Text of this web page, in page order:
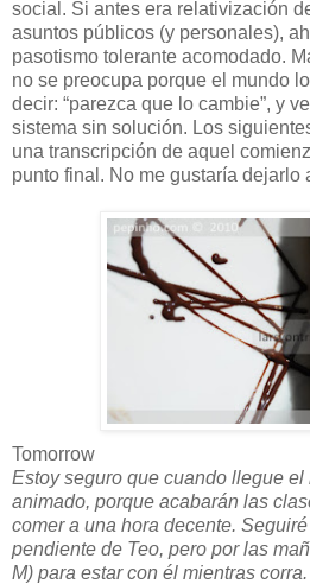
social. Si antes era relativización
asuntos públicos (y personales),
pasotismo tolerante acomodado.
no se preocupa porque el mundo
decir: “parezca que lo cambie”, y
sistema sin solución. Los
una transcripción de aquel
punto final. No me gustaría dejarlo
Tomorrow
Estoy seguro que cuando llegue
animado, porque acabarán las
comer a una hora decente.
pendiente de Teo, pero por las
M) para estar con él mientras corra.